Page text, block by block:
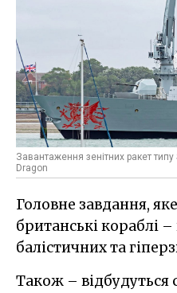
Завантаження зенітних ракет
Dragon
Головне завдання,
британські кораблі –
балістичних та
Також – відбудуться